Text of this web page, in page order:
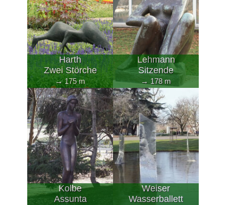
Harth
Zwei Störche
→ 175 m
Lehmann
Sitzende
→ 178 m
Kolbe
Assunta
Weiser
Wasserballett